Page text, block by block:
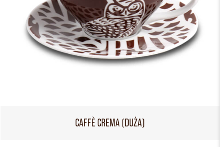
CAFFÈ CREMA (DUŻA)